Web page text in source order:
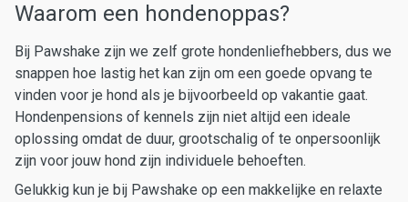
Waarom een hondenoppas?
Bij Pawshake zijn we zelf grote hondenliefhebbers, dus we
snappen hoe lastig het kan zijn om een goede opvang te
vinden voor je hond als je bijvoorbeeld op vakantie gaat.
Hondenpensions of kennels zijn niet altijd een ideale
oplossing omdat de duur, grootschalig of te onpersoonlijk
zijn voor jouw hond zijn individuele behoeften.
Gelukkig kun je bij Pawshake op een makkelijke en relaxte